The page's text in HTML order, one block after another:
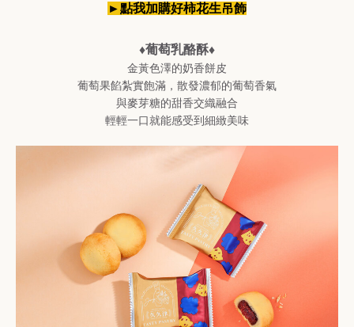
►點我加購好柿花生吊飾
♦葡萄乳酪酥♦
金黃色澤的奶香餅皮
葡萄果餡紮實飽滿，散發濃郁的葡萄香氣
與麥芽糖的甜香交織融合
輕輕一口就能感受到細緻美味